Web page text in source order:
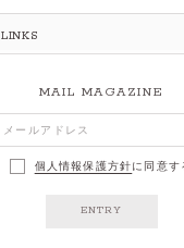
LINKS
MAIL MAGAZINE
個人情報保護方針に同意す
ENTRY